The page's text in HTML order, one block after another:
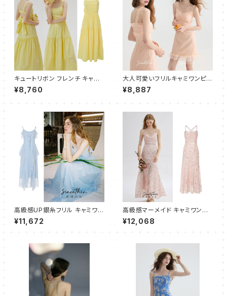
キュートリボン フレンチ キャミ
ワンピース ドレス ティアード フ
レアドレス イエロー
¥8,760
大人可愛いフリルキャミワンピー
ス ショート
¥8,887
高級感UP銀糸フリル キャミワン
ピース フレア ロング
¥11,672
高級感マーメイド キャミワンピ
ース ロング
¥12,068